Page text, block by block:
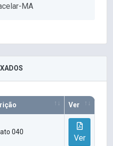
MA
Ver
040
Ver